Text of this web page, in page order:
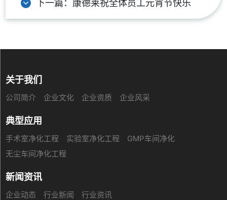
下一篇： 康德莱祝全体员工元宵节快乐
关于我们
公司简介 企业文化 企业资质 企业风采
典型应用
手术室净化工程 实验室净化工程
GMP车间净化
无尘车间净化工程
新闻资讯
企业动态 行业新闻 行业资讯